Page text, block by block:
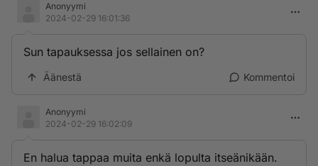
Anonyymi
2024-02-29 16:01:36
Sun tapauksessa jos sellainen on?
Äänestä Kommentoi
Anonyymi
2024-02-29 16:02:09
En halua tappaa muita enkä lopulta itseänikään.